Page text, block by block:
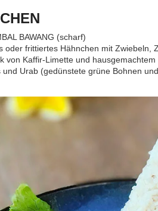
BAWANG (scharf)
oder frittiertes Hähnchen mit Zwiebeln,
von Kaffir-Limette und
und Urab (gedünstete grüne Bohnen